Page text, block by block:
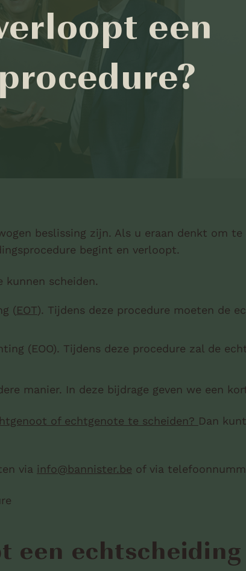
een
beslissing zijn. Als u eraan denkt om
begint en verloopt.
scheiden.
(EOT). Tijdens deze procedure moeten de
(EOO). Tijdens deze procedure zal de
manier. In deze bijdrage geven we een
of echtgenote te scheiden? Dan
via info@bannister.be of via
een